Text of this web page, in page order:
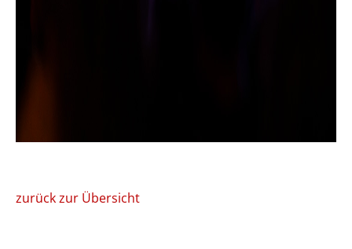
zurück zur Übersicht